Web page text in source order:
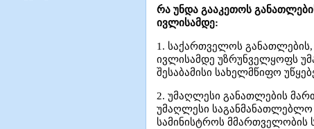
რა უნდა გააკეთოს
ივლისამდე:
1. საქართველოს განათლების,
ივლისამდე უზრუნველყოფს
შესაბამისი სახელმწიფო
2. უმაღლესი განათლების
უმაღლესი
სამინისტროს